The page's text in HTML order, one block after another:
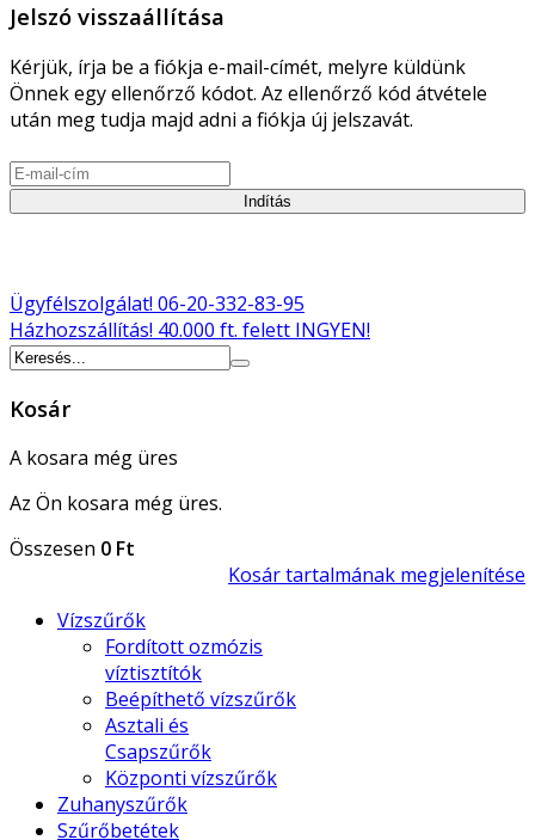
Jelszó visszaállítása
Kérjük, írja be a fiókja e-mail-címét, melyre küldünk
Önnek egy ellenőrző kódot. Az ellenőrző kód átvétele
után meg tudja majd adni a fiókja új jelszavát.
Indítás
Ügyfélszolgálat! 06-20-332-83-95
Házhozszállítás! 40.000 ft. felett INGYEN!
Kosár
A kosara még üres
Az Ön kosara még üres.
Összesen 0 Ft
Kosár tartalmának megjelenítése
Vízszűrők
Fordított ozmózis
víztisztítók
Beépíthető vízszűrők
Asztali és
Csapszűrők
Központi vízszűrők
Zuhanyszűrők
Szűrőbetétek